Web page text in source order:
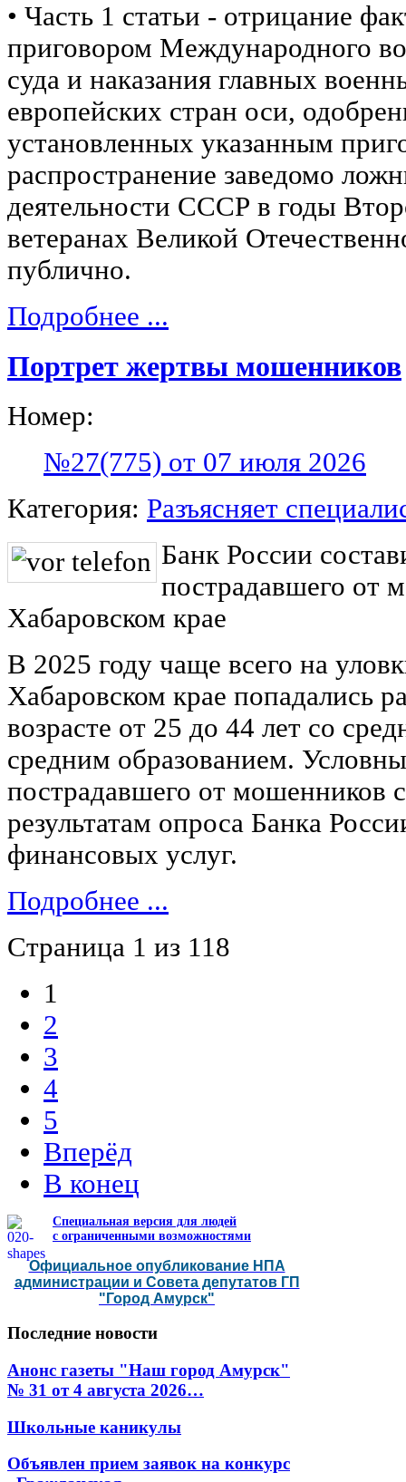
• Часть 1 статьи - отрицание
приговором Международного
суда и наказания главных
европейских стран оси,
установленных указанным
распространение заведомо
деятельности СССР в годы
ветеранах Великой
публично.
Подробнее ...
Портрет жертвы мошенников
Номер:
№27(775) от 07 июля 2026
Категория: Разъясняет
Банк России
пострадавшего от
Хабаровском крае
В 2025 году чаще всего на
Хабаровском крае попадались
возрасте от 25 до 44 лет со
средним образованием.
пострадавшего от мошенников
результатам опроса Банка
финансовых услуг.
Подробнее ...
Страница 1 из 118
1
2
3
4
5
Вперёд
В конец
Специальная версия для людей
с ограниченными возможностями
Официальное опубликование НПА
администрации и Совета депутатов ГП
"Город Амурск"
Последние новости
Анонс газеты "Наш город Амурск"
№ 31 от 4 августа 2026…
Школьные каникулы
Объявлен прием заявок на конкурс